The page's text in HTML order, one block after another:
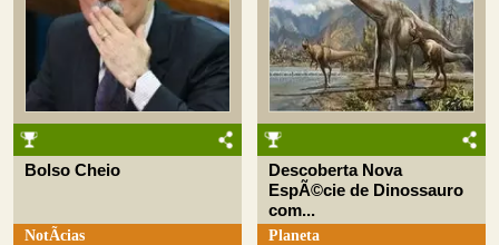
Bolso Cheio
NotÃ­cias
Descoberta Nova
EspÃ©cie de Dinossauro
com...
Planeta